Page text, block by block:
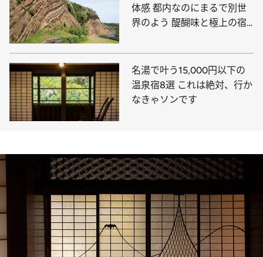
体感 都内なのにまるで別世
界のよう 醍醐味と極上の宿
名湯で叶う15,000円以下の
温泉宿8選 これは絶対、行か
なきゃソンです